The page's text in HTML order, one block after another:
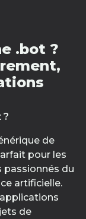
.bot ?
?
de
pour les
passionnés du
artificielle.
de